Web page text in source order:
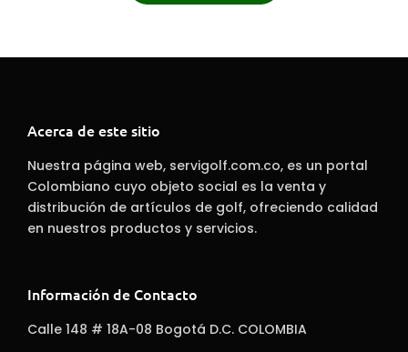
Acerca de este sitio
Nuestra página web, servigolf.com.co, es un portal
Colombiano cuyo objeto social es la venta y
distribución de artículos de golf, ofreciendo calidad
en nuestros productos y servicios.
Información de Contacto
Calle 148 # 18A-08 Bogotá D.C. COLOMBIA